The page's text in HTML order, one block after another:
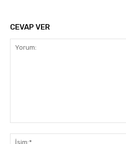
CEVAP VER